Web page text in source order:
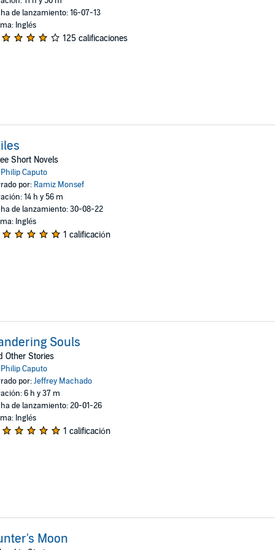
de lanzamiento: 16-07-13
Inglés
125 calificaciones
Short Novels
Philip Caputo
por: Ramiz Monsef
14 h y 56 m
de lanzamiento: 30-08-22
Inglés
1 calificación
Souls
Other Stories
Philip Caputo
por:Jeffrey Machado
6 h y 37 m
de lanzamiento: 20-01-26
Inglés
1 calificación
Moon